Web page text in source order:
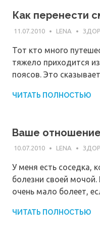
Как перенести
11.07.2010 LENA
Тот кто много
тяжело приходится
поясов. Это
ЧИТАТЬ ПОЛНОСТЬЮ
Ваше
10.07.2010 LENA
У меня есть соседка,
болезни своей
очень мало болеет,
ЧИТАТЬ ПОЛНОСТЬЮ